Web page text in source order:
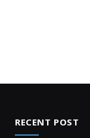
RECENT POST